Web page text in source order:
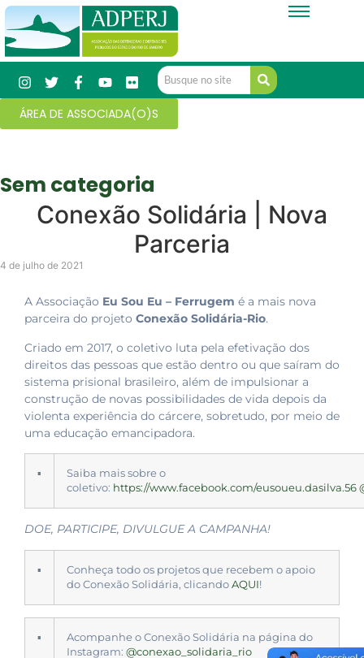
ÁREA DE ASSOCIADA(O)S
Sem categoria
Conexão Solidária | Nova
Parceria
4 de julho de 2021
A Associação Eu Sou Eu – Ferrugem é a mais nova
parceira do projeto Conexão Solidária-Rio.
Criado em 2017, o coletivo luta pela efetivação dos
direitos das pessoas que estão dentro ou que saíram do
sistema prisional brasileiro, além de impulsionar a
construção de novas possibilidades de vida depois da
violenta experiência do cárcere, sobretudo, por meio de
uma educação emancipadora.
▪
Saiba mais sobre o
coletivo: https://www.facebook.com/eusoueu.dasilva.56
DOE, PARTICIPE, DIVULGUE A CAMPANHA!
▪
Conheça todo os projetos que recebem o apoio
do Conexão Solidária, clicando AQUI!
▪
Acompanhe o Conexão Solidária na página do
Instagram: @conexao_solidaria_rio